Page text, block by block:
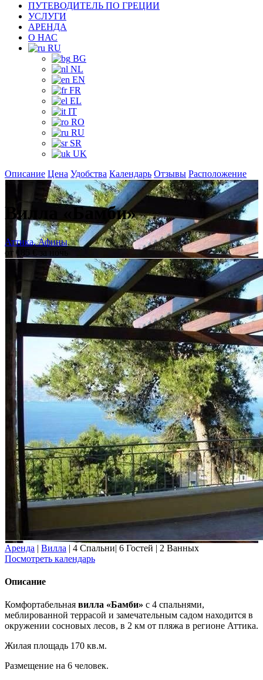
ПУТЕВОДИТЕЛЬ ПО ГРЕЦИИ
УСЛУГИ
АРЕНДА
О НАС
RU
BG
NL
EN
FR
EL
IT
RO
RU
SR
UK
Описание Цена Удобства Календарь Отзывы Расположение
+
Вилла «Бамби»
Аттика, Афины,
от 185 € за ночь
Аренда | Вилла | 4 Спальни| 6 Гостей | 2 Ванных
Посмотреть календарь
Описание
Комфортабельная вилла «Бамби» с 4 спальнями,
меблированной террасой и замечательным садом находится в
окружении сосновых лесов, в 2 км от пляжа в регионе Аттика.
Жилая площадь 170 кв.м.
Размещение на 6 человек.